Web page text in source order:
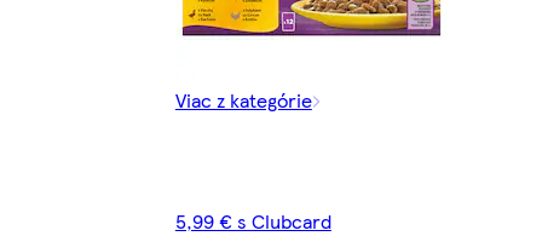
Viac z kategórie
5,99 € s Clubcard